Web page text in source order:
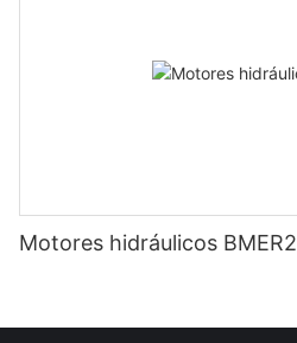
Motores hidráulicos BMER2